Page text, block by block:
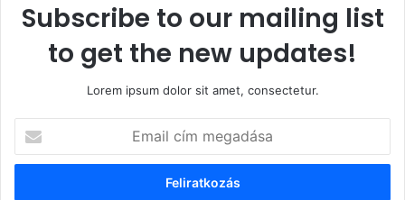
Subscribe to our mailing list
to get the new updates!
Lorem ipsum dolor sit amet, consectetur.
cím
megadása